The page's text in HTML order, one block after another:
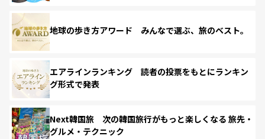
地球の歩き方アワード みんなで選ぶ、旅のベスト。
エアラインランキング 読者の投票をもとにランキン
グ形式で発表
Next韓国旅 次の韓国旅行がもっと楽しくなる 旅先・
グルメ・テクニック